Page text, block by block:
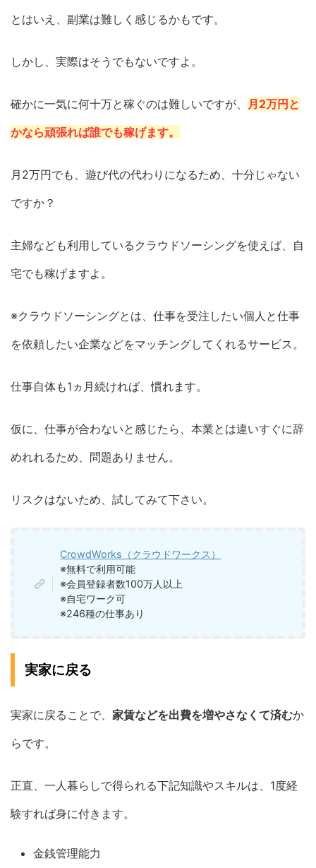
とはいえ、副業は難しく感じるかもです。
しかし、実際はそうでもないですよ。
確かに一気に何十万と稼ぐのは難しいですが、
月2万円と
かなら頑張れば誰でも稼げます。
月2万円でも、遊び代の代わりになるため、十分じゃない
ですか？
主婦なども利用しているクラウドソーシングを使えば、自
宅でも稼げますよ。
※クラウドソーシングとは、仕事を受注したい個人と仕事
を依頼したい企業などをマッチングしてくれるサービス。
仕事自体も1ヵ月続ければ、慣れます。
仮に、仕事が合わないと感じたら、本業とは違いすぐに辞
めれれるため、問題ありません。
リスクはないため、試してみて下さい。
CrowdWorks（クラウドワークス）
※無料で利用可能
※会員登録者数100万人以上
※自宅ワーク可
※246種の仕事あり
実家に戻る
実家に戻ることで、 家賃などを出費を増やさなくて済むか
らです。
正直、一人暮らしで得られる下記知識やスキルは、1度経
験すれば身に付きます。
金銭管理能力